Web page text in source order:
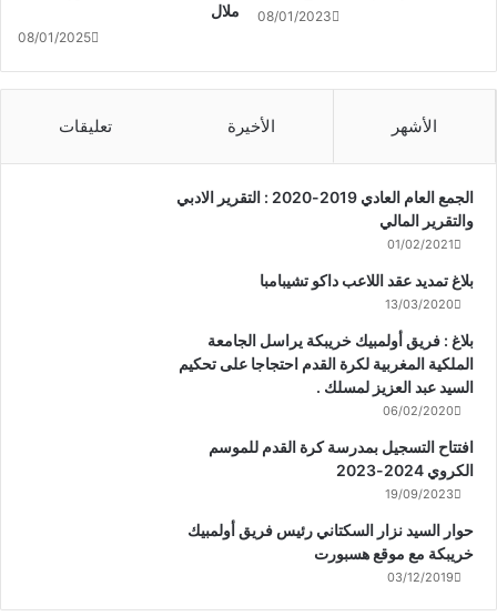
ملال
08/01/2025
08/01/2023
الأشهر الأخيرة تعليقات
الجمع العام العادي 2019-2020 : التقرير الادبي
والتقرير المالي
01/02/2021
بلاغ تمديد عقد اللاعب داكو تشيبامبا
13/03/2020
بلاغ : فريق أولمبيك خريبكة يراسل الجامعة
الملكية المغربية لكرة القدم احتجاجا على تحكيم
السيد عبد العزيز لمسلك .
06/02/2020
افتتاح التسجيل بمدرسة كرة القدم للموسم
الكروي 2024-2023
19/09/2023
حوار السيد نزار السكتاني رئيس فريق أولمبيك
خريبكة مع موقع هسبورت
03/12/2019